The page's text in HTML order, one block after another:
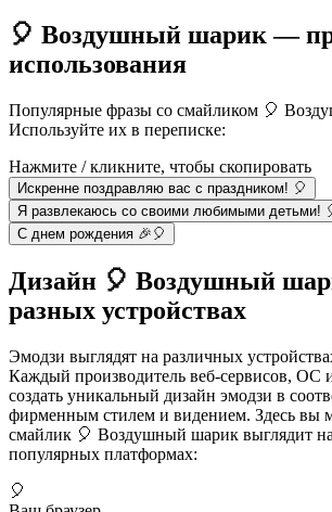
🎈 Воздушный шарик —
использования
Популярные фразы со смайликом 🎈
Используйте их в переписке:
Нажмите / кликните, чтобы скопировать
Искренне поздравляю вас с праздником! 🎈
Я развлекаюсь со своими любимыми детьми!
С днем рождения 🎉🎈
Дизайн 🎈 Воздушный
разных устройствах
Эмодзи выглядят на различных
Каждый производитель веб-сервисов, ОС
создать уникальный дизайн эмодзи в
фирменным стилем и видением. Здесь вы
смайлик 🎈 Воздушный шарик выглядит
популярных платформах:
🎈